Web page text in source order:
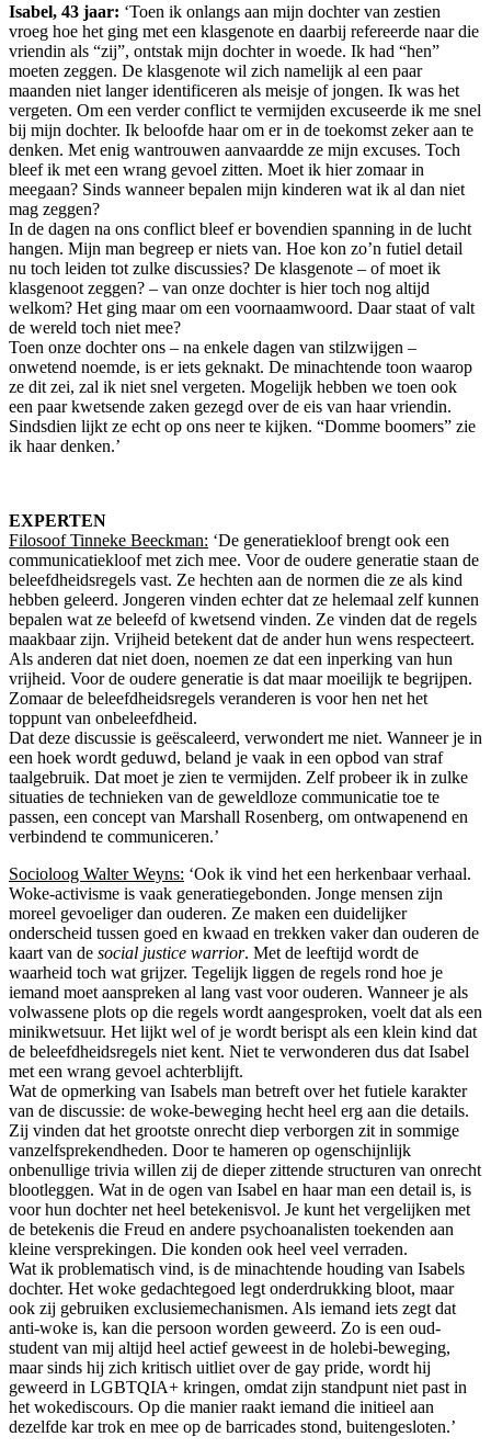
Isabel, 43 jaar: ‘Toen ik onlangs aan mijn dochter van zestien
vroeg hoe het ging met een klasgenote en daarbij refereerde naar die
vriendin als “zij”, ontstak mijn dochter in woede. Ik had “hen”
moeten zeggen. De klasgenote wil zich namelijk al een paar
maanden niet langer identificeren als meisje of jongen. Ik was het
vergeten. Om een verder conflict te vermijden excuseerde ik me snel
bij mijn dochter. Ik beloofde haar om er in de toekomst zeker aan te
denken. Met enig wantrouwen aanvaardde ze mijn excuses. Toch
bleef ik met een wrang gevoel zitten. Moet ik hier zomaar in
meegaan? Sinds wanneer bepalen mijn kinderen wat ik al dan niet
mag zeggen?
In de dagen na ons conflict bleef er bovendien spanning in de lucht
hangen. Mijn man begreep er niets van. Hoe kon zo’n futiel detail
nu toch leiden tot zulke discussies? De klasgenote – of moet ik
klasgenoot zeggen? – van onze dochter is hier toch nog altijd
welkom? Het ging maar om een voornaamwoord. Daar staat of valt
de wereld toch niet mee?
Toen onze dochter ons – na enkele dagen van stilzwijgen –
onwetend noemde, is er iets geknakt. De minachtende toon waarop
ze dit zei, zal ik niet snel vergeten. Mogelijk hebben we toen ook
een paar kwetsende zaken gezegd over de eis van haar vriendin.
Sindsdien lijkt ze echt op ons neer te kijken. “Domme boomers” zie
ik haar denken.’
EXPERTEN
Filosoof Tinneke Beeckman: ‘De generatiekloof brengt ook een
communicatiekloof met zich mee. Voor de oudere generatie staan de
beleefdheidsregels vast. Ze hechten aan de normen die ze als kind
hebben geleerd. Jongeren vinden echter dat ze helemaal zelf kunnen
bepalen wat ze beleefd of kwetsend vinden. Ze vinden dat de regels
maakbaar zijn. Vrijheid betekent dat de ander hun wens respecteert.
Als anderen dat niet doen, noemen ze dat een inperking van hun
vrijheid. Voor de oudere generatie is dat maar moeilijk te begrijpen.
Zomaar de beleefdheidsregels veranderen is voor hen net het
toppunt van onbeleefdheid.
Dat deze discussie is geëscaleerd, verwondert me niet. Wanneer je in
een hoek wordt geduwd, beland je vaak in een opbod van straf
taalgebruik. Dat moet je zien te vermijden. Zelf probeer ik in zulke
situaties de technieken van de geweldloze communicatie toe te
passen, een concept van Marshall Rosenberg, om ontwapenend en
verbindend te communiceren.’
Socioloog Walter Weyns: ‘Ook ik vind het een herkenbaar verhaal.
Woke-activisme is vaak generatiegebonden. Jonge mensen zijn
moreel gevoeliger dan ouderen. Ze maken een duidelijker
onderscheid tussen goed en kwaad en trekken vaker dan ouderen de
kaart van de social justice warrior. Met de leeftijd wordt de
waarheid toch wat grijzer. Tegelijk liggen de regels rond hoe je
iemand moet aanspreken al lang vast voor ouderen. Wanneer je als
volwassene plots op die regels wordt aangesproken, voelt dat als een
minikwetsuur. Het lijkt wel of je wordt berispt als een klein kind dat
de beleefdheidsregels niet kent. Niet te verwonderen dus dat Isabel
met een wrang gevoel achterblijft.
Wat de opmerking van Isabels man betreft over het futiele karakter
van de discussie: de woke-beweging hecht heel erg aan die details.
Zij vinden dat het grootste onrecht diep verborgen zit in sommige
vanzelfsprekendheden. Door te hameren op ogenschijnlijk
onbenullige trivia willen zij de dieper zittende structuren van onrecht
blootleggen. Wat in de ogen van Isabel en haar man een detail is, is
voor hun dochter net heel betekenisvol. Je kunt het vergelijken met
de betekenis die Freud en andere psychoanalisten toekenden aan
kleine versprekingen. Die konden ook heel veel verraden.
Wat ik problematisch vind, is de minachtende houding van Isabels
dochter. Het woke gedachtegoed legt onderdrukking bloot, maar
ook zij gebruiken exclusiemechanismen. Als iemand iets zegt dat
anti-woke is, kan die persoon worden geweerd. Zo is een oud-
student van mij altijd heel actief geweest in de holebi-beweging,
maar sinds hij zich kritisch uitliet over de gay pride, wordt hij
geweerd in LGBTQIA+ kringen, omdat zijn standpunt niet past in
het wokediscours. Op die manier raakt iemand die initieel aan
dezelfde kar trok en mee op de barricades stond, buitengesloten.’